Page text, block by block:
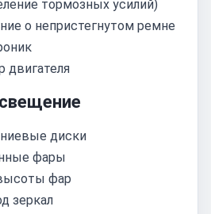
тормозных усилий)
о непристегнутом ремне
двигателя
диски
фары
фар
зеркал